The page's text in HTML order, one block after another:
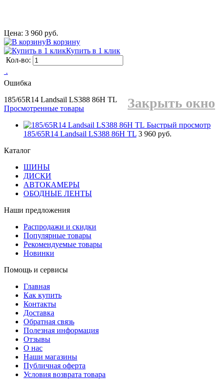
Цена: 3 960 руб.
В корзину
Купить в 1 клик
Кол-во:
 .
Ошибка
Закрыть окно
185/65R14 Landsail LS388 86H TL
Просмотренные товары
Быстрый просмотр
185/65R14 Landsail LS388 86H TL 3 960 руб.
Каталог
ШИНЫ
ДИСКИ
АВТОКАМЕРЫ
ОБОДНЫЕ ЛЕНТЫ
Наши предложения
Распродажи и скидки
Популярные товары
Рекомендуемые товары
Новинки
Помощь и сервисы
Главная
Как купить
Контакты
Доставка
Обратная связь
Полезная информация
Отзывы
О нас
Наши магазины
Публичная оферта
Условия возврата товара